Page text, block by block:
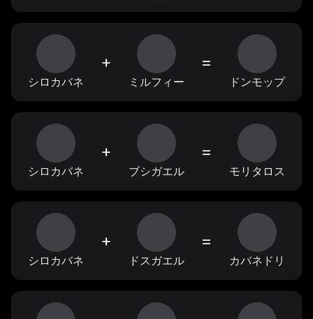
シロカバネ
+
ミルフィー
=
ドンモップ
シロカバネ
+
ブシガエル
=
モリタロス
シロカバネ
+
ドスガエル
=
カバネドリ